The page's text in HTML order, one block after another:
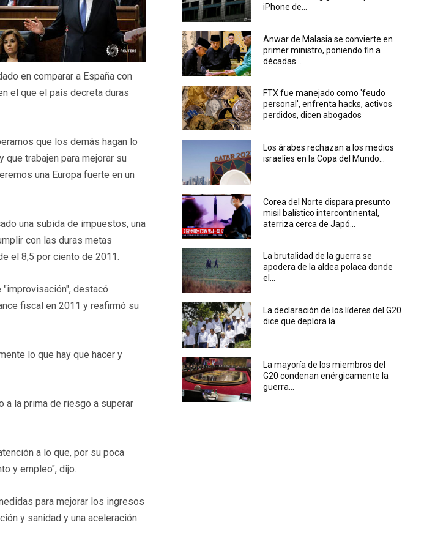
en comparar a España con
el que el país decreta duras
que los demás hagan lo
trabajen para mejorar su
una Europa fuerte en un
una subida de impuestos, una
con las duras metas
el 8,5 por ciento de 2011.
destacó
fiscal en 2011 y reafirmó su
lo que hay que hacer y
a la prima de riesgo a superar
a lo que, por su poca
y empleo", dijo.
para mejorar los ingresos
y sanidad y una aceleración
iPhone de...
Anwar de Malasia se convierte en
primer ministro, poniendo fin a
décadas...
FTX fue manejado como 'feudo
personal', enfrenta hacks, activos
perdidos, dicen abogados
Los árabes rechazan a los medios
israelíes en la Copa del Mundo...
Corea del Norte dispara presunto
misil balístico intercontinental,
aterriza cerca de Japó...
La brutalidad de la guerra se
apodera de la aldea polaca donde
el...
La declaración de los líderes del G20
dice que deplora la...
La mayoría de los miembros del
G20 condenan enérgicamente la
guerra...